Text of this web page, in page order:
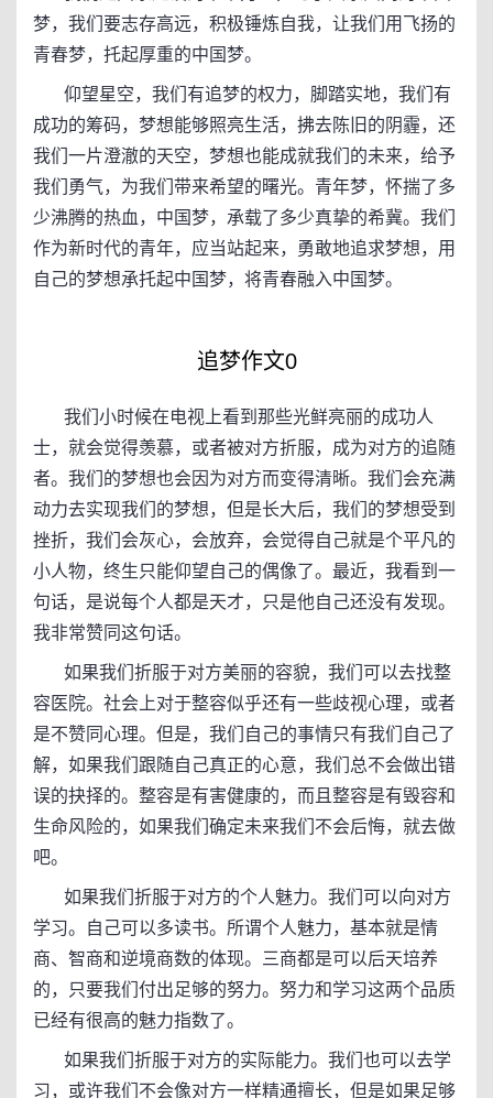
梦，我们要志存高远，积极锤炼自我，让我们用飞扬的
青春梦，托起厚重的中国梦。
仰望星空，我们有追梦的权力，脚踏实地，我们有
成功的筹码，梦想能够照亮生活，拂去陈旧的阴霾，还
我们一片澄澈的天空，梦想也能成就我们的未来，给予
我们勇气，为我们带来希望的曙光。青年梦，怀揣了多
少沸腾的热血，中国梦，承载了多少真挚的希冀。我们
作为新时代的青年，应当站起来，勇敢地追求梦想，用
自己的梦想承托起中国梦，将青春融入中国梦。
追梦作文0
我们小时候在电视上看到那些光鲜亮丽的成功人
士，就会觉得羡慕，或者被对方折服，成为对方的追随
者。我们的梦想也会因为对方而变得清晰。我们会充满
动力去实现我们的梦想，但是长大后，我们的梦想受到
挫折，我们会灰心，会放弃，会觉得自己就是个平凡的
小人物，终生只能仰望自己的偶像了。最近，我看到一
句话，是说每个人都是天才，只是他自己还没有发现。
我非常赞同这句话。
如果我们折服于对方美丽的容貌，我们可以去找整
容医院。社会上对于整容似乎还有一些歧视心理，或者
是不赞同心理。但是，我们自己的事情只有我们自己了
解，如果我们跟随自己真正的心意，我们总不会做出错
误的抉择的。整容是有害健康的，而且整容是有毁容和
生命风险的，如果我们确定未来我们不会后悔，就去做
吧。
如果我们折服于对方的个人魅力。我们可以向对方
学习。自己可以多读书。所谓个人魅力，基本就是情
商、智商和逆境商数的体现。三商都是可以后天培养
的，只要我们付出足够的努力。努力和学习这两个品质
已经有很高的魅力指数了。
如果我们折服于对方的实际能力。我们也可以去学
习，或许我们不会像对方一样精通擅长，但是如果足够